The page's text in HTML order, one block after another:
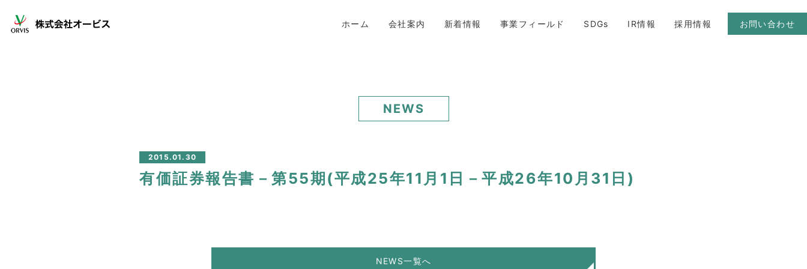
ホーム 会社案内 新着情報 事業フィールド SDGs IR情報 採用情報 お問い合わせ
NEWS
2015.01.30
有価証券報告書－第55期(平成25年11月1日－平成26年10月31日)
NEWS一覧へ